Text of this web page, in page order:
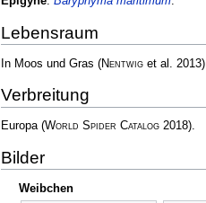
Lebensraum
In Moos und Gras (Nentwiget al. 2013).
Verbreitung
Europa (World Spider Catalog2018).
Bilder
Weibchen